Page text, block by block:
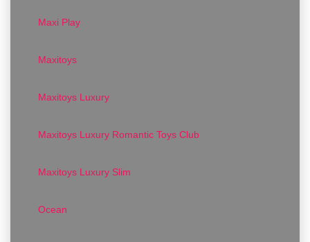
Maxi Play
Maxitoys
Maxitoys Luxury
Maxitoys Luxury Romantic Toys Club
Maxitoys Luxury Slim
Ocean